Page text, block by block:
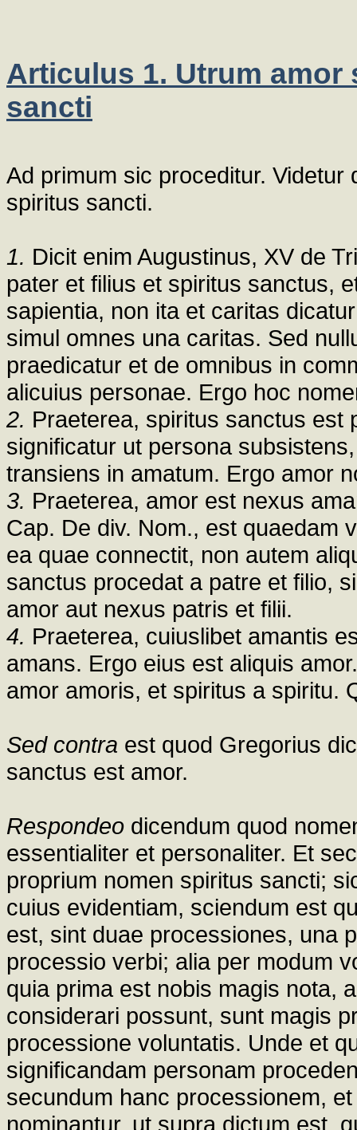
Articulus 1. Utrum
sancti
Ad primum sic proceditur.
spiritus sancti.
1. Dicit enim Augustinus, XV de
pater et filius et spiritus sanctus,
sapientia, non ita et caritas
simul omnes una caritas. Sed
praedicatur et de omnibus in
alicuius personae. Ergo hoc
2. Praeterea, spiritus sanctus est
significatur ut persona
transiens in amatum. Ergo amor
3. Praeterea, amor est nexus
Cap. De div. Nom., est quaedam
ea quae connectit, non autem
sanctus procedat a patre et filio,
amor aut nexus patris et filii.
4. Praeterea, cuiuslibet amantis
amans. Ergo eius est aliquis
amor amoris, et spiritus a spiritu.
Sed contra est quod Gregorius
sanctus est amor.
Respondeo dicendum quod
essentialiter et personaliter. Et
proprium nomen spiritus sancti;
cuius evidentiam, sciendum est
est, sint duae processiones, una
processio verbi; alia per modum
quia prima est nobis magis nota,
considerari possunt, sunt magis
processione voluntatis. Unde et
significandam personam
secundum hanc processionem,
nominantur, ut supra dictum est,